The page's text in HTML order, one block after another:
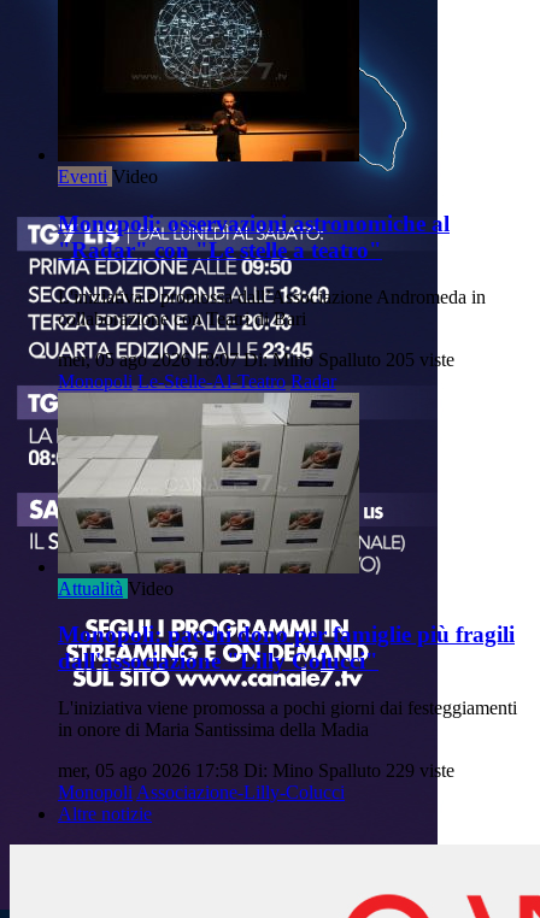
Eventi Video
Monopoli: osservazioni astronomiche al
"Radar" con "Le stelle a teatro"
L'iniziativa è promossa dall’Associazione Andromeda in
collaborazione con Teatri di Bari
mer, 05 ago 2026 18:07 Di: Mino Spalluto 205 viste
Monopoli Le-Stelle-Al-Teatro Radar
Attualità Video
Monopoli: pacchi dono per famiglie più fragili
dall'associazione "Lilly Colucci"
L'iniziativa viene promossa a pochi giorni dai festeggiamenti
in onore di Maria Santissima della Madia
mer, 05 ago 2026 17:58 Di: Mino Spalluto 229 viste
Monopoli Associazione-Lilly-Colucci
Altre notizie